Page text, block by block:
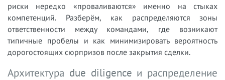
риски нередко «проваливаются» именно на стыках
компетенций. Разберём, как распределяются зоны
ответственности между командами, где возникают
типичные пробелы и как минимизировать вероятность
дорогостоящих сюрпризов после закрытия сделки.
Архитектура due diligence и распределение